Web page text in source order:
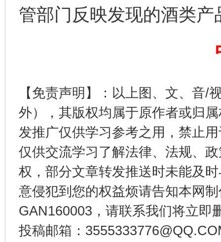
管部门反映发现的酒类产
【免责声明】：以上图、文、音/
外），其版权均属于原作者或归
发推广仅供学习参考之用，禁止
仅供交流学习了解法律、法规、
权，部分文章转发推送时未能及
意侵犯到您的权益烦请告知本网
GAN160003，请联系我们将立即
投稿邮箱：
完善运行机制助力责任有效落实 一纸欠
东山县通报“牛蛙产品抗生素超标问题” 法